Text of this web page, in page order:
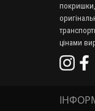
цінами